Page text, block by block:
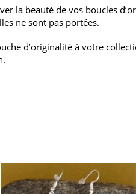
la beauté de vos boucles
ne sont pas portées.
d’originalité à votre